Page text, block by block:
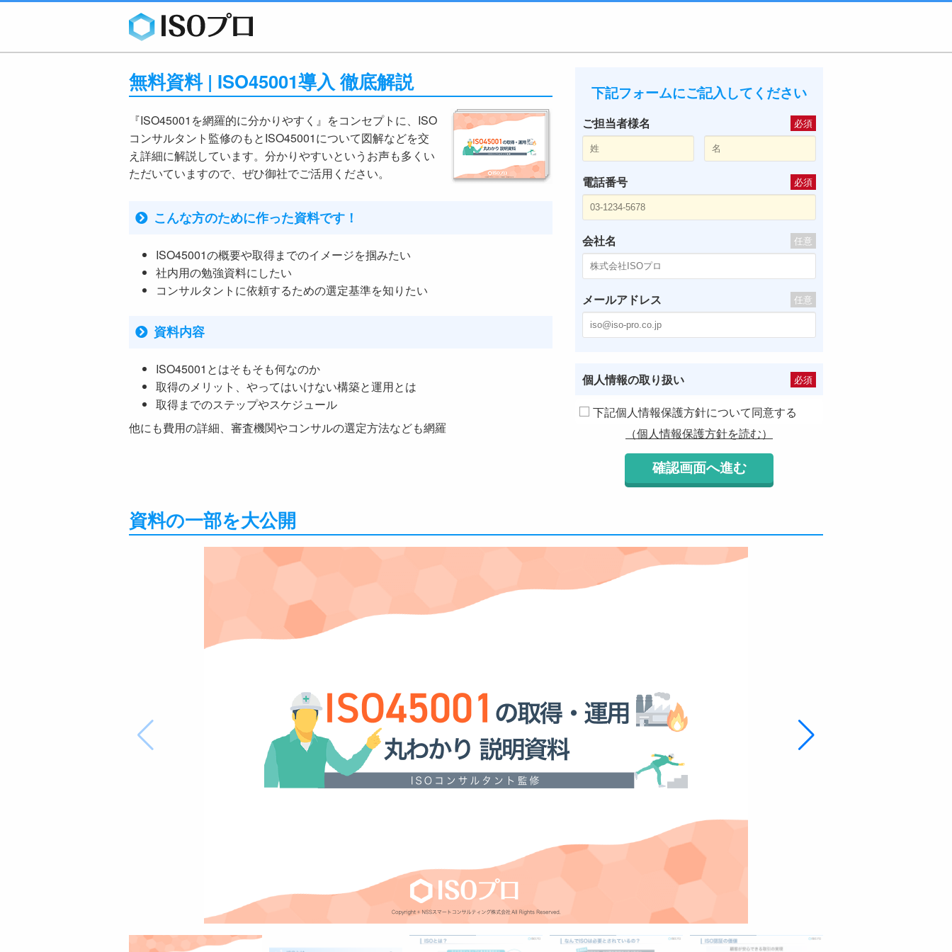
無料資料 | ISO45001導入 徹底解説
『ISO45001を網羅的に分かりやすく』をコンセプトに、ISO
コンサルタント監修のもとISO45001について図解などを交
え詳細に解説しています。分かりやすいというお声も多くい
ただいていますので、ぜひ御社でご活用ください。
こんな方のために作った資料です！
ISO45001の概要や取得までのイメージを掴みたい
社内用の勉強資料にしたい
コンサルタントに依頼するための選定基準を知りたい
資料内容
ISO45001とはそもそも何なのか
取得のメリット、やってはいけない構築と運用とは
取得までのステップやスケジュール
他にも費用の詳細、審査機関やコンサルの選定方法なども網羅
下記フォームにご記入してください
ご担当者様名 必須
電話番号 必須
会社名 任意
メールアドレス 任意
個人情報の取り扱い 必須
下記個人情報保護方針について同意する
（個人情報保護方針を読む）
資料の一部を大公開